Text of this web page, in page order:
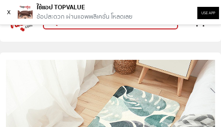
x
ใช้แอป TOPVALUE
ช้อปสะดวก ผ่านแอพพลิเคชั่น โหลดเลย
USE APP